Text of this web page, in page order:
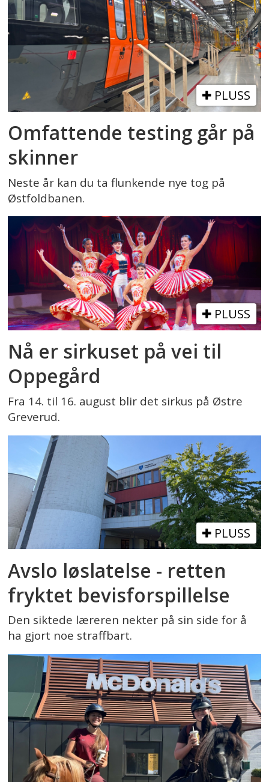
PLUSS
Omfattende testing går på
skinner
Neste år kan du ta flunkende nye tog på
Østfoldbanen.
PLUSS
Nå er sirkuset på vei til
Oppegård
Fra 14. til 16. august blir det sirkus på Østre
Greverud.
PLUSS
Avslo løslatelse - retten
fryktet bevisforspillelse
Den siktede læreren nekter på sin side for å
ha gjort noe straffbart.